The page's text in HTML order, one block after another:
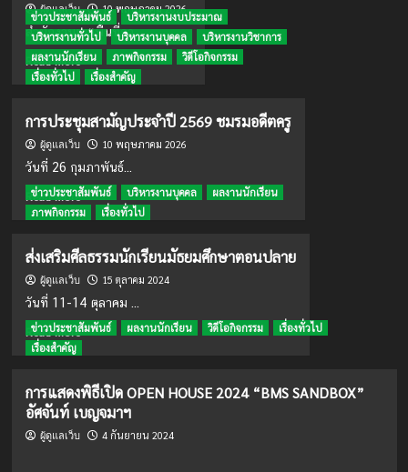
แข่งขัน
ชกมวย
ไทย
3*100
ผู้ดูแลเว็บ 10 พฤษภาคม 2026
สำนักงานเขตพื้นที่กา...
Read MoreRead
more
ความ
ห่วงใย
และ
ใจ
ข่าวประชาสัมพันธ์
บริหารงานงบประมาณ
บริหารงานทั่วไป
บริหารงานบุคคล
บริหารงานวิชาการ
ผลงานนักเรียน
ภาพกิจกรรม
วิดีโอกิจกรรม
เรื่องทั่วไป
เรื่องสำคัญ
การประชุมสามัญประจำปี 2569 ชมรมอดีตครู
ผู้ดูแลเว็บ 10 พฤษภาคม 2026
วันที่ 26 กุมภาพันธ์...
Read MoreRead
more
การ
ประชุม
สามัญ
ประจำ
2569 ชมรม
ข่าวประชาสัมพันธ์ บริหารงานบุคคล
ผลงานนักเรียน
ภาพกิจกรรม
เรื่องทั่วไป
ส่งเสริมศีลธรรมนักเรียนมัธยมศึกษาตอนปลาย
ผู้ดูแลเว็บ 15 ตุลาคม 2024
วันที่ 11-14 ตุลาคม ...
Read MoreRead
ส่ง
เสริม
ศีล
ธรรม
ข่าวประชาสัมพันธ์ ผลงานนักเรียน วิดีโอกิจกรรม
เรื่องทั่วไป
เรื่องสำคัญ
การแสดงพิธีเปิด OPEN HOUSE 2024 “BMS SANDBOX”
อัศจันท์ เบญจมาฯ
ผู้ดูแลเว็บ 4 กันยายน 2024